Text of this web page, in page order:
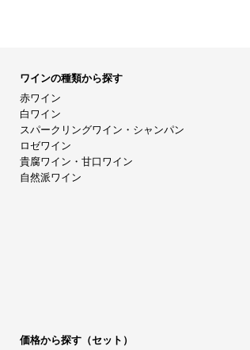
ワインの種類から探す
赤ワイン
白ワイン
スパークリングワイン・シャンパン
ロゼワイン
貴腐ワイン・甘口ワイン
自然派ワイン
価格から探す（セット）